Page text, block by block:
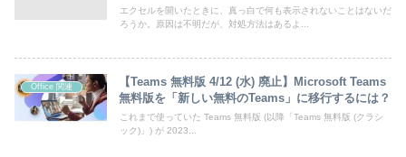
エクセルを開いたときに、真っ白で何も表示されないことはないだ
ろうか。原因は不明だが、対処方法はあるよ...
Office 関連
【Teams 無料版 4/12 (水) 廃止】Microsoft Teams
無料版を「新しい無料のTeams」に移行するには？
これまで使っていた Teams 無料版 (以降「Teams 無料版 (クラシ
ック)」) が 2023...